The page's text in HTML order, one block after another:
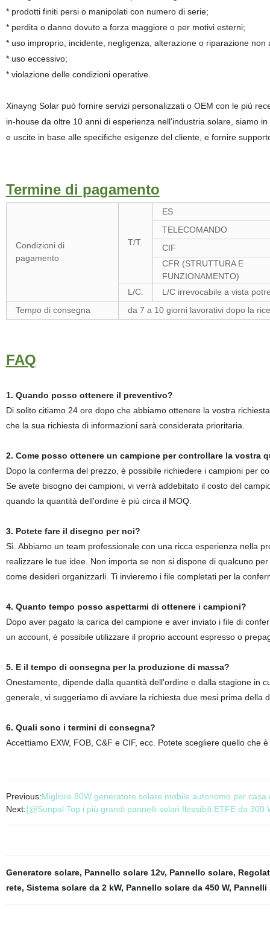
* prodotti finiti persi o manipolati con numero di serie;
* perdita o danno dovuto a forza maggiore o per motivi esterni;
* uso improprio, incidente, negligenza, alterazione o riparazione non
* uso eccessivo;
* violazione delle condizioni operative.
Xinayng Solar può fornire servizi personalizzati o OEM con le più
in-house da oltre 10 anni di esperienza nell'industria solare, siamo
e uscite in base alle specifiche esigenze del cliente, e fornire
Termine di pagamento
Condizioni di
pagamento
T/T.
ES
TELECOMANDO
CIF
CFR (STRUTTURA E
FUNZIONAMENTO)
L/C.
L/C irrevocabile a vista
Tempo di consegna
da 7 a 10 giorni lavorativi dopo la
FAQ
1. Quando posso ottenere il preventivo?
Di solito citiamo 24 ore dopo che abbiamo ottenere la vostra
che la sua richiesta di informazioni sarà considerata prioritaria.
2. Come posso ottenere un campione per controllare la vostra
Dopo la conferma del prezzo, è possibile richiedere i campioni per
Se avete bisogno dei campioni, vi verrà addebitato il costo del
quando la quantità dell'ordine è più circa il MOQ.
3. Potete fare il disegno per noi?
Sì. Abbiamo un team professionale con una ricca esperienza nella
realizzare le tue idee. Non importa se non si dispone di qualcuno
come desideri organizzarli. Ti invieremo i file completati per la
4. Quanto tempo posso aspettarmi di ottenere i campioni?
Dopo aver pagato la carica del campione e aver inviato i file di
un account, è possibile utilizzare il proprio account espresso o
5. E il tempo di consegna per la produzione di massa?
Onestamente, dipende dalla quantità dell'ordine e dalla stagione in
generale, vi suggeriamo di avviare la richiesta due mesi prima
6. Quali sono i termini di consegna?
Accettiamo EXW, FOB, C&F e CIF, ecc. Potete scegliere quello che
Previous:Migliore 80W generatore solare mobile autonomo per
Next:{@Sunpal Top i più grandi pannelli solari flessibili ETFE da
Generatore solare, Pannello solare 12v, Pannello solare,
rete, Sistema solare da 2 kW, Pannello solare da 450 W, Pannelli